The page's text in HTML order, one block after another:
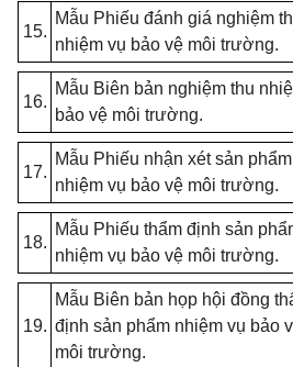
15.
Mẫu Phiếu đánh giá nghiệm
nhiệm vụ bảo vệ môi trường.
16.
Mẫu Biên bản nghiệm thu
bảo vệ môi trường.
17.
Mẫu Phiếu nhận xét sản phẩm
nhiệm vụ bảo vệ môi trường.
18.
Mẫu Phiếu thẩm định sản
nhiệm vụ bảo vệ môi trường.
19.
Mẫu Biên bản họp hội đồng
định sản phẩm nhiệm vụ bảo
môi trường.